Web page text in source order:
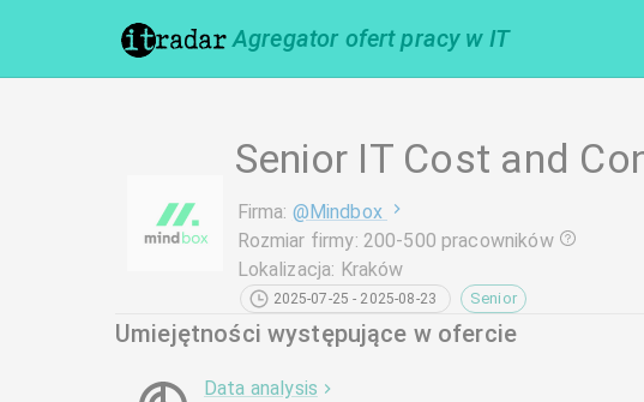
Agregator ofert pracy w IT
Senior IT Cost and
Firma: @Mindbox
Rozmiar firmy: 200-500 pracowników
Lokalizacja: Kraków
2025-07-25 - 2025-08-23 Senior
Umiejętności występujące w ofercie
Data analysis